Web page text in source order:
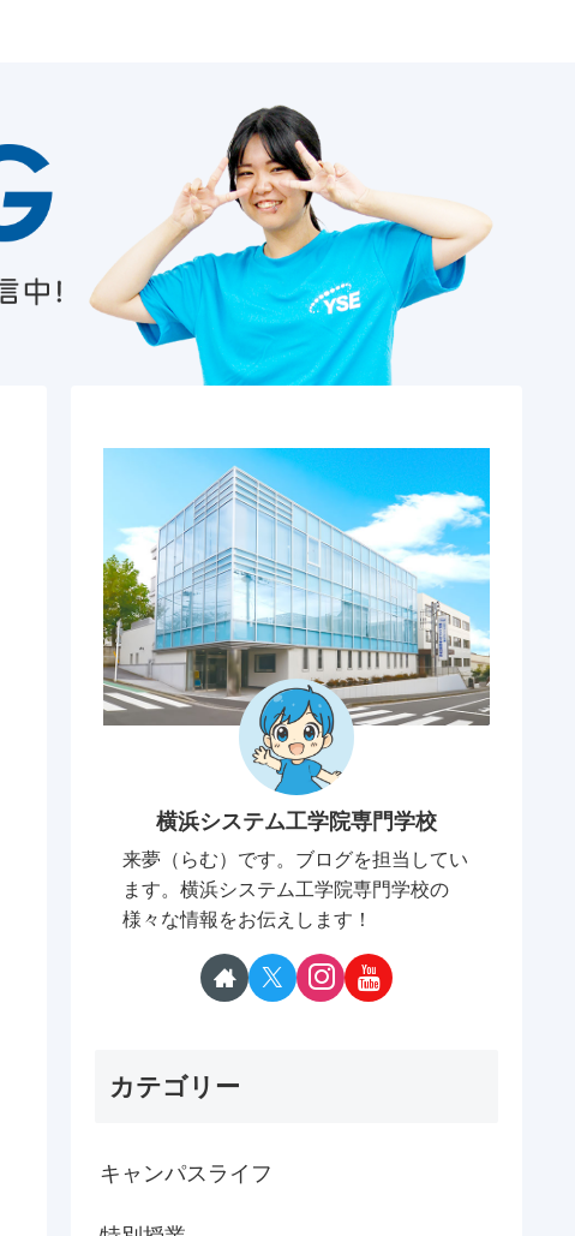
横浜システム工学院専門学校
来夢（らむ）です。ブログを担当してい
ます。横浜システム工学院専門学校の
様々な情報をお伝えします！
カテゴリー
キャンパスライフ